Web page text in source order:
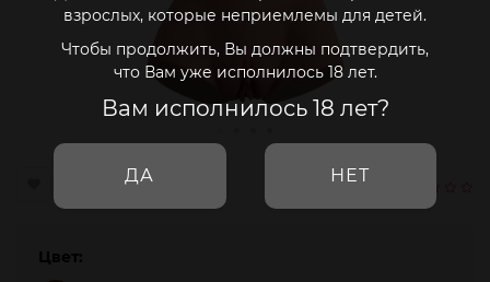
взрослых, которые неприемлемы для детей.
Чтобы продолжить, Вы должны подтвердить,
что Вам уже исполнилось 18 лет.
Вам исполнилось 18 лет?
ДА НЕТ
Цвет: